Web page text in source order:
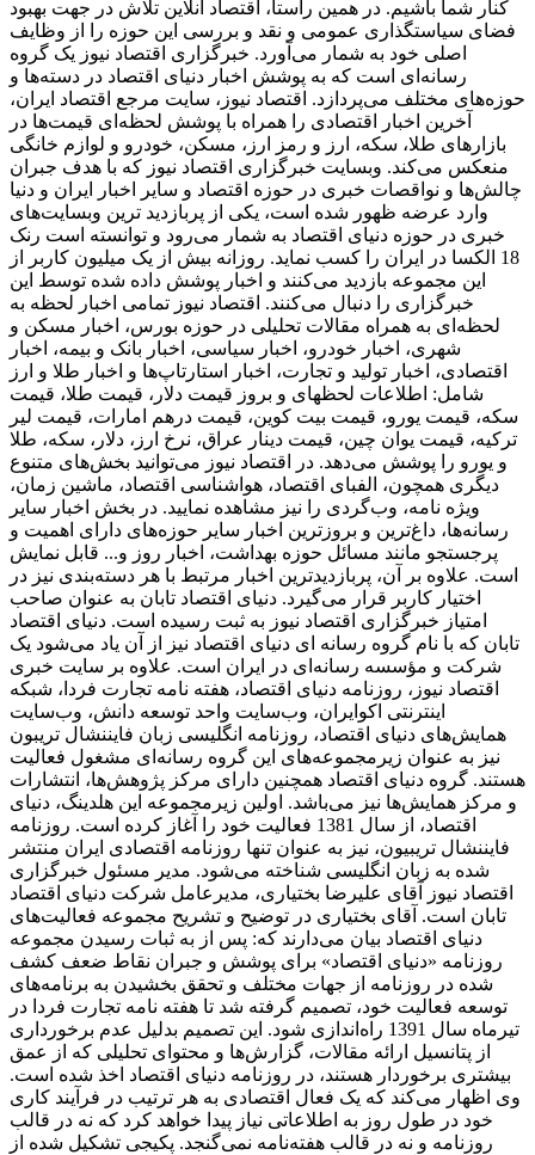
کنار شما باشیم. در همین راستا، اقتصاد آنلاین تلاش در جهت بهبود
فضای سیاستگذاری عمومی و نقد و بررسی این حوزه را از وظایف
اصلی خود به شمار می‌آورد. خبرگزاری اقتصاد نیوز یک گروه
رسانه‌ای است که به پوشش اخبار دنیای اقتصاد در دسته‌ها و
حوزه‌های مختلف می‌پردازد. اقتصاد نیوز، سایت مرجع اقتصاد ایران،
آخرین اخبار اقتصادی را همراه با پوشش لحظه‌ای قیمت‌ها در
بازارهای طلا، سکه، ارز و رمز ارز، مسکن، خودرو و لوازم خانگی
منعکس می‌کند. وبسایت خبرگزاری اقتصاد نیوز که با هدف جبران
چالش‌ها و نواقصات خبری در حوزه اقتصاد و سایر اخبار ایران و دنیا
وارد عرضه ظهور شده است، یکی از پربازدید ترین وبسایت‌های
خبری در حوزه دنیای اقتصاد به شمار می‌رود و توانسته است رنک
18 الکسا در ایران را کسب نماید. روزانه بیش از یک میلیون کاربر از
این مجموعه بازدید می‌کنند و اخبار پوشش داده شده توسط این
خبرگزاری را دنبال می‌کنند. اقتصاد نیوز تمامی اخبار لحظه به
لحظه‌ای به همراه مقالات تحلیلی در حوزه بورس، اخبار مسکن و
شهری، اخبار خودرو، اخبار سیاسی، اخبار بانک و بیمه، اخبار
اقتصادی، اخبار تولید و تجارت، اخبار استارتاپ‌ها و اخبار طلا و ارز
شامل: اطلاعات لحظهای و بروز قیمت دلار، قیمت طلا، قیمت
سکه، قیمت یورو، قیمت بیت کوین، قیمت درهم امارات، قیمت لیر
ترکیه، قیمت یوان چین، قیمت دینار عراق، نرخ ارز، دلار، سکه، طلا
و یورو را پوشش می‌دهد. در اقتصاد نیوز می‌توانید بخش‌های متنوع
دیگری همچون، الفبای اقتصاد، هواشناسی اقتصاد، ماشین زمان،
ویژه نامه، وب‌گردی را نیز مشاهده نمایید. در بخش اخبار سایر
رسانه‌ها، داغ‌ترین و بروزترین اخبار سایر حوزه‌های دارای اهمیت و
پرجستجو مانند مسائل حوزه بهداشت، اخبار روز و... قابل نمایش
است. علاوه بر آن، پربازدیدترین اخبار مرتبط با هر دسته‌بندی نیز در
اختیار کاربر قرار می‌گیرد. دنیای اقتصاد تابان به عنوان صاحب
امتیاز خبرگزاری اقتصاد نیوز به ثبت رسیده است. دنیای اقتصاد
تابان که با نام گروه رسانه ای دنیای اقتصاد نیز از آن یاد می‌شود یک
شرکت و مؤسسه رسانه‌ای در ایران است. علاوه بر سایت خبری
اقتصاد نیوز، روزنامه دنیای اقتصاد، هفته ‌نامه تجارت فردا، شبکه
اینترنتی اکوایران، وب‌سایت واحد توسعه دانش، وب‌سایت
همایش‌های دنیای اقتصاد، روزنامه انگلیسی ‌زبان فایننشال تریبون
نیز به عنوان زیرمجموعه‌های این گروه رسانه‌ای مشغول فعالیت
هستند. گروه دنیای اقتصاد همچنین دارای مرکز پژوهش‌ها، انتشارات
و مرکز همایش‌ها نیز می‌باشد. اولین زیرمجموعه این هلدینگ، دنیای
اقتصاد، از سال 1381 فعالیت خود را آغاز کرده است. روزنامه
فایننشال تریبیون، نیز به عنوان تنها روزنامه اقتصادی ایران منتشر
شده به زبان انگلیسی شناخته می‌شود. مدیر مسئول خبرگزاری
اقتصاد نیوز آقای علیرضا بختیاری، مدیرعامل شرکت دنیای اقتصاد
تابان است. آقای بختیاری در توضیح و تشریح مجموعه فعالیت‌های
دنیای اقتصاد بیان می‌دارند که: پس از به ثبات رسیدن مجموعه
روزنامه «دنیای اقتصاد» برای پوشش و جبران نقاط ضعف کشف
شده در روزنامه از جهات مختلف و تحقق بخشیدن به برنامه‌های
توسعه فعالیت خود، تصمیم گرفته شد تا هفته نامه تجارت فردا در
تیرماه سال 1391 راه‌اندازی شود. این تصمیم بدلیل عدم برخورداری
از پتانسیل ارائه مقالات، گزارش‌ها و محتوای تحلیلی که از عمق
بیشتری برخوردار هستند، در روزنامه دنیای اقتصاد اخذ شده است.
وی اظهار می‌کند که یک فعال اقتصادی به هر ترتیب در فرآیند کاری
خود در طول روز به اطلاعاتی نیاز پیدا خواهد کرد که نه در قالب
روزنامه و نه در قالب هفته‌نامه نمی‌گنجد. پکیجی تشکیل شده از